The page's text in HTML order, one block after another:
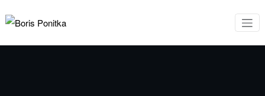
Inhalt
Experte für Finanzen,
Mindset & persönliches